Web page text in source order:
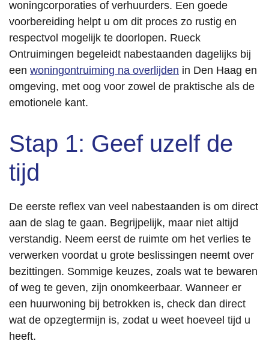
woningcorporaties of verhuurders. Een goede
voorbereiding helpt u om dit proces zo rustig en
respectvol mogelijk te doorlopen. Rueck
Ontruimingen begeleidt nabestaanden dagelijks bij
een woningontruiming na overlijden in Den Haag en
omgeving, met oog voor zowel de praktische als de
emotionele kant.
Stap 1: Geef uzelf de
tijd
De eerste reflex van veel nabestaanden is om direct
aan de slag te gaan. Begrijpelijk, maar niet altijd
verstandig. Neem eerst de ruimte om het verlies te
verwerken voordat u grote beslissingen neemt over
bezittingen. Sommige keuzes, zoals wat te bewaren
of weg te geven, zijn onomkeerbaar. Wanneer er
een huurwoning bij betrokken is, check dan direct
wat de opzegtermijn is, zodat u weet hoeveel tijd u
heeft.